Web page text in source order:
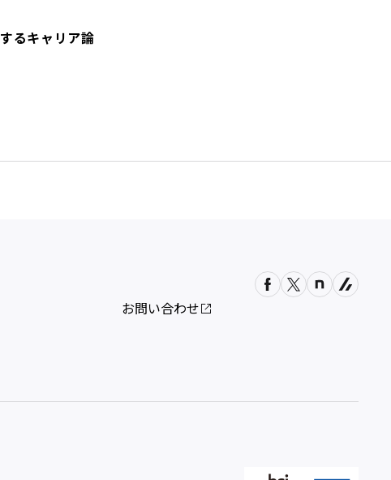
るキャリア論
お問い合わせ